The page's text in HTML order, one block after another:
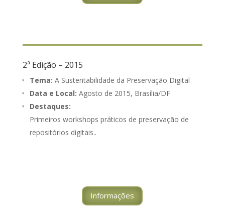
2ª Edição – 2015
Tema: A Sustentabilidade da Preservação Digital
Data e Local: Agosto de 2015, Brasília/DF
Destaques:
Primeiros workshops práticos de preservação de
repositórios digitais..
Informações